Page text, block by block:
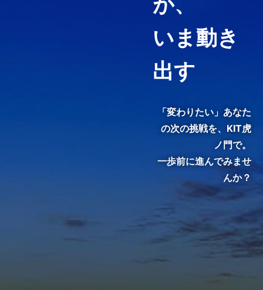
囲気やキャンパスの熱気を感じ
いま動き
出す
「変わりたい」あなた
の次の挑戦を、 KIT虎
ノ門で。
一歩前に進んでみませ
んか？